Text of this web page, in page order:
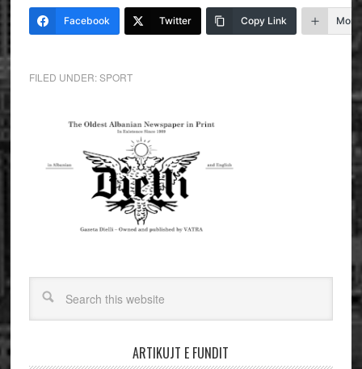
Facebook Twitter Copy Link More
FILED UNDER:SPORT
ARTIKUJT E FUNDIT